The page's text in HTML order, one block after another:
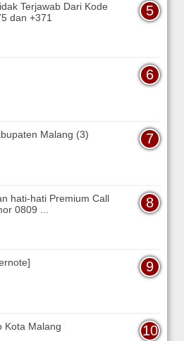
Terjawab Dari Kode
dan +371
Malang (3)
hati-hati Premium Call
0809 ...
Kota Malang